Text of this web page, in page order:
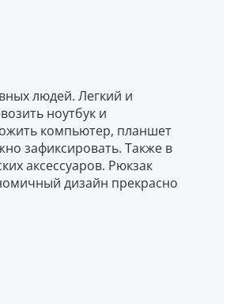
людей. Легкий и
ноутбук и
компьютер, планшет
зафиксировать. Также в
аксессуаров. Рюкзак
дизайн прекрасно